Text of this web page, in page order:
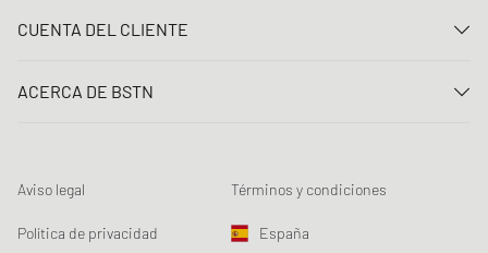
Preguntas frecuentes
Loyalty Program
Seguridad del producto
CUENTA DEL CLIENTE
Registro
Registro para el boletín de noticias
Rastreo de los datos
ACERCA DE BSTN
Chronicles
Sustainability
Aviso legal Términos y condiciones
Política de privacidad España